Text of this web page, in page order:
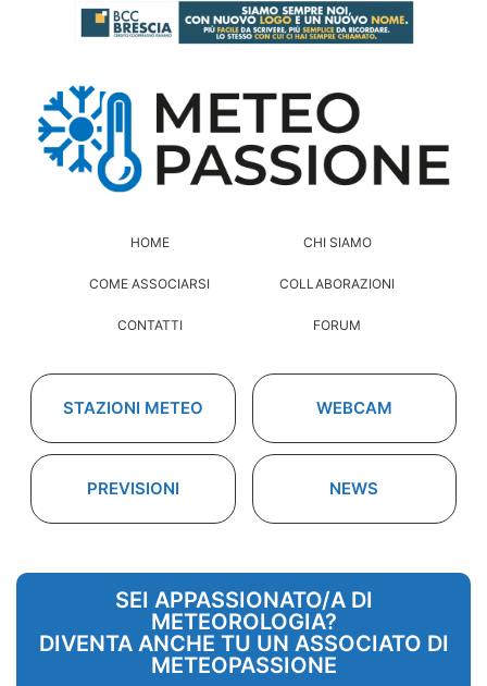
HOME CHI SIAMO
COME ASSOCIARSI COLLABORAZIONI
CONTATTI FORUM
STAZIONI METEO WEBCAM
PREVISIONI NEWS
SEI APPASSIONATO/A DI
METEOROLOGIA?
DIVENTA ANCHE TU UN ASSOCIATO DI
METEOPASSIONE